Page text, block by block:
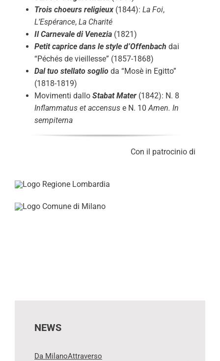
Trois choeurs religieux (1844): La Foi,
L’Espérance, La Charité
Il Carnevale di Venezia (1821)
Petit caprice dans le style d’Offenbach dai
“Péchés de vieillesse” (1857-1868)
Dal tuo stellato soglio da “Mosè in Egitto”
(1818-1819)
Movimenti dallo Stabat Mater (1842): N. 8
Inflammatus et accensus e N. 10Amen. In
sempiterna
Con il patrocinio di
NEWS
Da MilanoAttraverso